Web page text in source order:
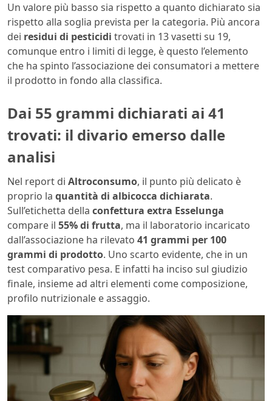
Un valore più basso sia rispetto a quanto dichiarato sia
rispetto alla soglia prevista per la categoria. Più ancora
dei residui di pesticidi trovati in 13 vasetti su 19,
comunque entro i limiti di legge, è questo l’elemento
che ha spinto l’associazione dei consumatori a mettere
il prodotto in fondo alla classifica.
Dai 55 grammi dichiarati ai 41
trovati: il divario emerso dalle
analisi
Nel report di Altroconsumo, il punto più delicato è
proprio la quantità di albicocca dichiarata.
Sull’etichetta della confettura extra Esselunga
compare il 55% di frutta, ma il laboratorio incaricato
dall’associazione ha rilevato 41 grammi per 100
grammi di prodotto. Uno scarto evidente, che in un
test comparativo pesa. E infatti ha inciso sul giudizio
finale, insieme ad altri elementi come composizione,
profilo nutrizionale e assaggio.